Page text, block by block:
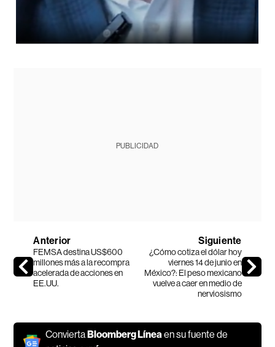
PUBLICIDAD
Anterior
FEMSA destina US$600
millones más a la recompra
acelerada de acciones en
EE.UU.
Siguiente
¿Cómo cotiza el dólar hoy
viernes 14 de junio en
México?: El peso mexicano
vuelve a caer en medio de
nerviosismo
ConviertaBloomberg Línea en su fuente de